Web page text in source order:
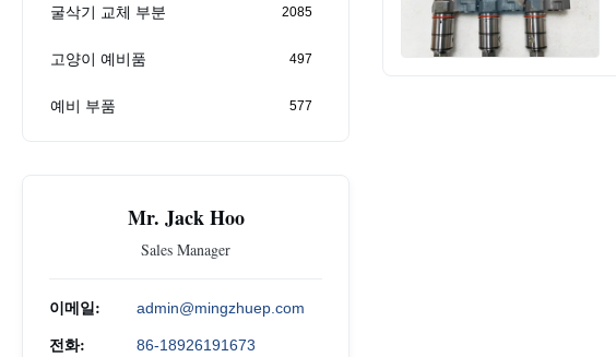
굴삭기 교체 부분 2085
고양이 예비품 497
예비 부품 577
Mr. Jack Hoo
Sales Manager
이메일: admin@mingzhuep.com
전화: 86-18926191673